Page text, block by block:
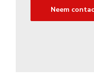
Neem